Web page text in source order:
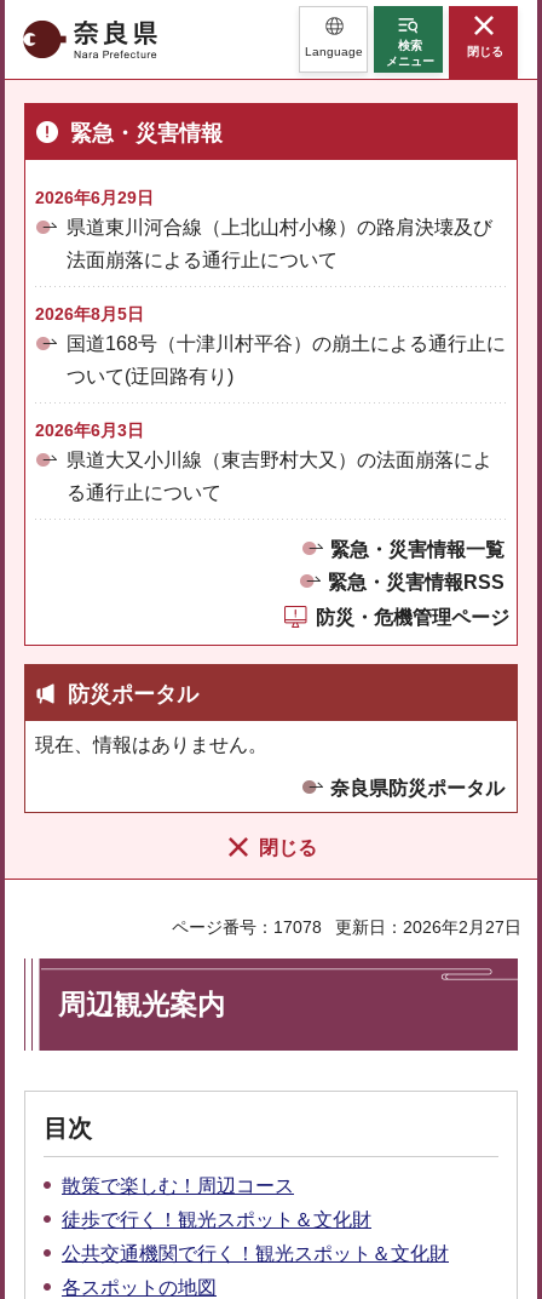
奈良県 Language
検索
メニュー
閉じる
緊急・災害情報
2026年6月29日
県道東川河合線（上北山村小橡）の路肩決壊及び
法面崩落による通行止について
2026年8月5日
国道168号（十津川村平谷）の崩土による通行止に
ついて(迂回路有り)
2026年6月3日
県道大又小川線（東吉野村大又）の法面崩落によ
る通行止について
緊急・災害情報一覧
緊急・災害情報RSS
防災・危機管理ページ
防災ポータル
現在、情報はありません。
奈良県防災ポータル
閉じる
ページ番号：17078 更新日：2026年2月27日
周辺観光案内
目次
散策で楽しむ！周辺コース
徒歩で行く！観光スポット＆文化財
公共交通機関で行く！観光スポット＆文化財
各スポットの地図